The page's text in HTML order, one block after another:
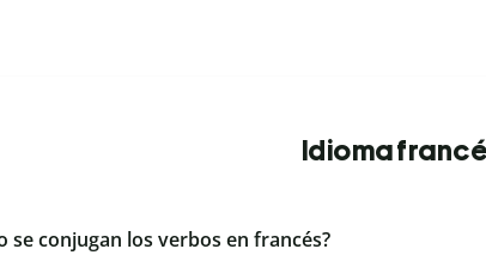
Idioma
se conjugan los verbos en francés?